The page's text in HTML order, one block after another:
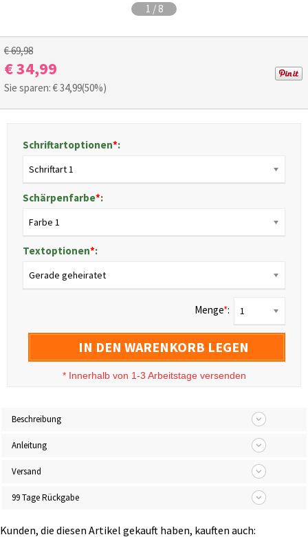
1 / 8
€ 69,98
€ 34,99
Sie sparen: €34,99(50%)
Schriftartoptionen*:
Schriftart 1
Schärpenfarbe*:
Farbe 1
Textoptionen*:
Gerade geheiratet
Menge*: 1
IN DEN WARENKORB LEGEN
* Innerhalb von 1-3 Arbeitstage versenden
Beschreibung
Anleitung
Versand
99 Tage Rückgabe
Kunden, die diesen Artikel gekauft haben, kauften auch: